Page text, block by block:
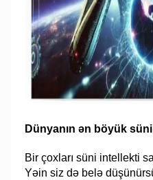
Dünyanın ən böyük
Bir çoxları süni intellekti
Yəin siz də belə